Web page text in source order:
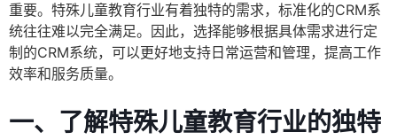
重要。特殊儿童教育行业有着独特的需求，标准化的CRM系
统往往难以完全满足。因此，选择能够根据具体需求进行定
制的CRM系统，可以更好地支持日常运营和管理，提高工作
效率和服务质量。
一、了解特殊儿童教育行业的独特